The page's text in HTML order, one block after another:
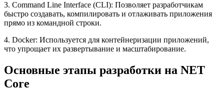
3. Command Line Interface (CLI): Позволяет разработчикам
быстро создавать, компилировать и отлаживать приложения
прямо из командной строки.
4. Docker: Используется для контейнеризации приложений,
что упрощает их развертывание и масштабирование.
Основные этапы разработки на NET
Core